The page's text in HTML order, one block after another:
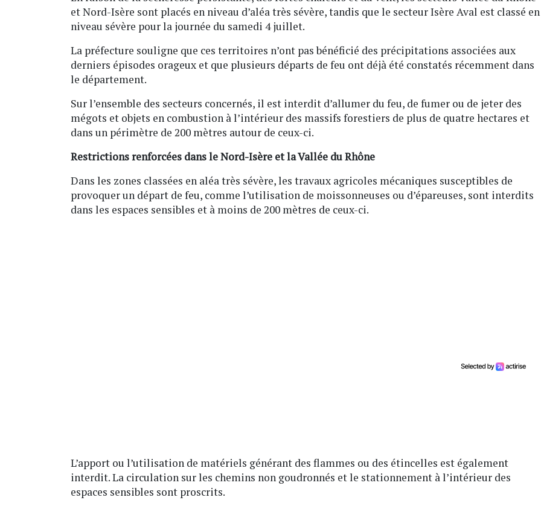
et Nord-Isère sont placés en niveau d’aléa très sévère, tandis que le secteur Isère Aval est classé en
niveau sévère pour la journée du samedi 4 juillet.
La préfecture souligne que ces territoires n’ont pas bénéficié des précipitations associées aux
derniers épisodes orageux et que plusieurs départs de feu ont déjà été constatés récemment dans
le département.
Sur l’ensemble des secteurs concernés, il est interdit d’allumer du feu, de fumer ou de jeter des
mégots et objets en combustion à l’intérieur des massifs forestiers de plus de quatre hectares et
dans un périmètre de 200 mètres autour de ceux-ci.
Restrictions renforcées dans le Nord-Isère et la Vallée du Rhône
Dans les zones classées en aléa très sévère, les travaux agricoles mécaniques susceptibles de
provoquer un départ de feu, comme l’utilisation de moissonneuses ou d’épareuses, sont interdits
dans les espaces sensibles et à moins de 200 mètres de ceux-ci.
L’apport ou l’utilisation de matériels générant des flammes ou des étincelles est également
interdit. La circulation sur les chemins non goudronnés et le stationnement à l’intérieur des
espaces sensibles sont proscrits.